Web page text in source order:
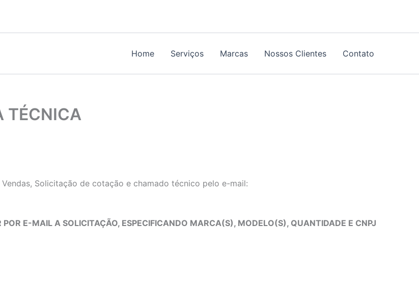
Home Serviços Marcas Nossos Clientes Contato
TÉCNICA
Solicitação de cotação e chamado técnico pelo e-mail:
E-MAIL A SOLICITAÇÃO, ESPECIFICANDO MARCA(S), MODELO(S), QUANTIDADE E CNPJ